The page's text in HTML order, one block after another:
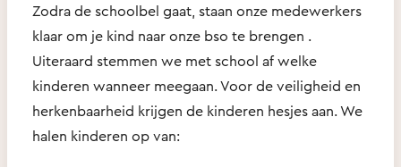
Zodra de schoolbel gaat, staan onze medewerkers
klaar om je kind naar onze bso te brengen .
Uiteraard stemmen we met school af welke
kinderen wanneer meegaan. Voor de veiligheid en
herkenbaarheid krijgen de kinderen hesjes aan. We
halen kinderen op van: